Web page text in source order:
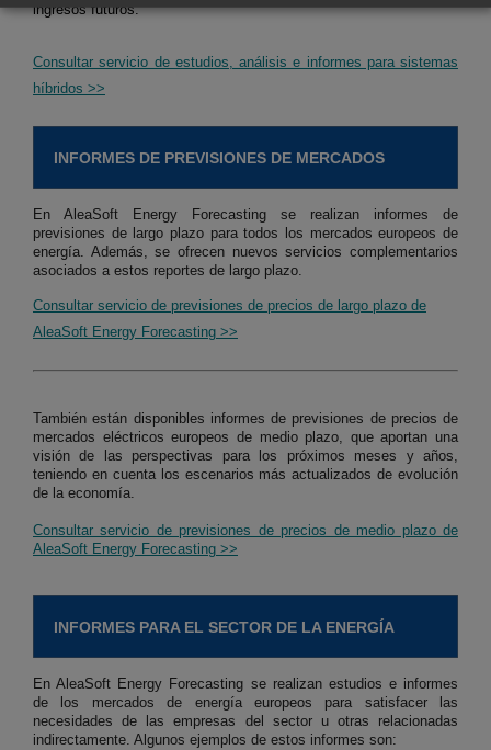
ingresos futuros.
Consultar servicio de estudios, análisis e informes para sistemas
híbridos >>
INFORMES DE PREVISIONES DE MERCADOS
En AleaSoft Energy Forecasting se realizan informes de
previsiones de largo plazo para todos los mercados europeos de
energía. Además, se ofrecen nuevos servicios complementarios
asociados a estos reportes de largo plazo.
Consultar servicio de previsiones de precios de largo plazo de
AleaSoft Energy Forecasting >>
También están disponibles informes de previsiones de precios de
mercados eléctricos europeos de medio plazo, que aportan una
visión de las perspectivas para los próximos meses y años,
teniendo en cuenta los escenarios más actualizados de evolución
de la economía.
Consultar servicio de previsiones de precios de medio plazo de
AleaSoft Energy Forecasting >>
INFORMES PARA EL SECTOR DE LA ENERGÍA
En AleaSoft Energy Forecasting se realizan estudios e informes
de los mercados de energía europeos para satisfacer las
necesidades de las empresas del sector u otras relacionadas
indirectamente. Algunos ejemplos de estos informes son: